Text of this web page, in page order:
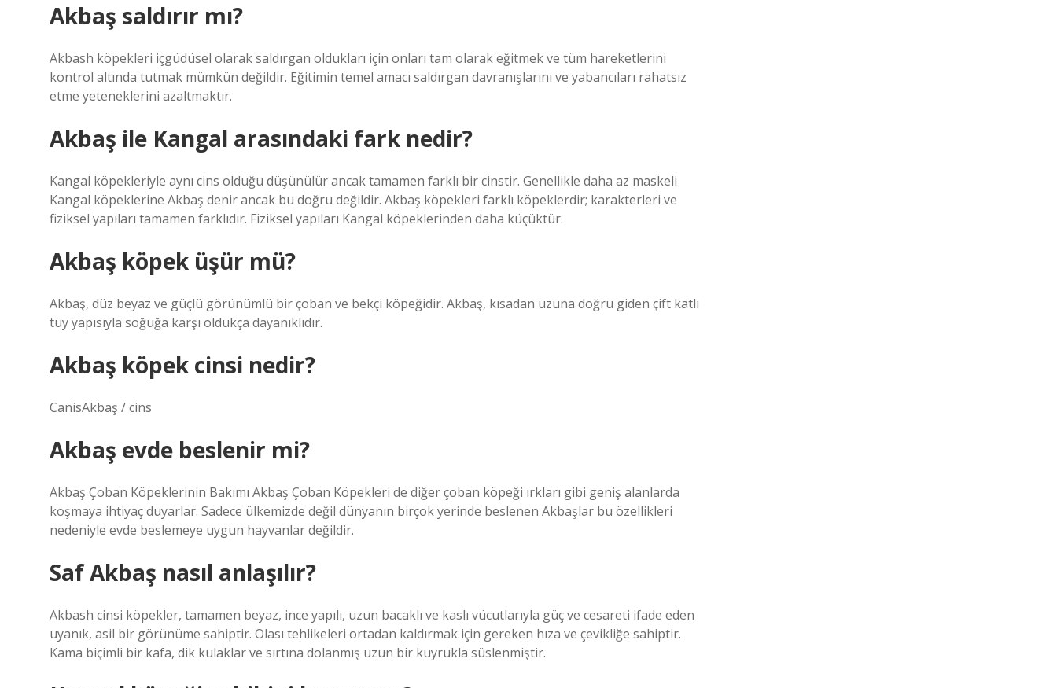
Akbaş saldırır mı?
Akbash köpekleri içgüdüsel olarak saldırgan oldukları için onları tam olarak eğitmek ve tüm hareketlerini
kontrol altında tutmak mümkün değildir. Eğitimin temel amacı saldırgan davranışlarını ve yabancıları rahatsız
etme yeteneklerini azaltmaktır.
Akbaş ile Kangal arasındaki fark nedir?
Kangal köpekleriyle aynı cins olduğu düşünülür ancak tamamen farklı bir cinstir. Genellikle daha az maskeli
Kangal köpeklerine Akbaş denir ancak bu doğru değildir. Akbaş köpekleri farklı köpeklerdir; karakterleri ve
fiziksel yapıları tamamen farklıdır. Fiziksel yapıları Kangal köpeklerinden daha küçüktür.
Akbaş köpek üşür mü?
Akbaş, düz beyaz ve güçlü görünümlü bir çoban ve bekçi köpeğidir. Akbaş, kısadan uzuna doğru giden çift katlı
tüy yapısıyla soğuğa karşı oldukça dayanıklıdır.
Akbaş köpek cinsi nedir?
CanisAkbaş / cins
Akbaş evde beslenir mi?
Akbaş Çoban Köpeklerinin Bakımı Akbaş Çoban Köpekleri de diğer çoban köpeği ırkları gibi geniş alanlarda
koşmaya ihtiyaç duyarlar. Sadece ülkemizde değil dünyanın birçok yerinde beslenen Akbaşlar bu özellikleri
nedeniyle evde beslemeye uygun hayvanlar değildir.
Saf Akbaş nasıl anlaşılır?
Akbash cinsi köpekler, tamamen beyaz, ince yapılı, uzun bacaklı ve kaslı vücutlarıyla güç ve cesareti ifade eden
uyanık, asil bir görünüme sahiptir. Olası tehlikeleri ortadan kaldırmak için gereken hıza ve çevikliğe sahiptir.
Kama biçimli bir kafa, dik kulaklar ve sırtına dolanmış uzun bir kuyrukla süslenmiştir.